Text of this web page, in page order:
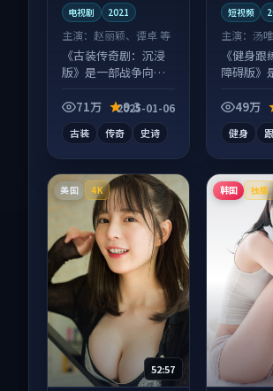
电视剧 2021
主演： 赵丽颖、谭卓 等
《古装传奇剧：沉浸
版》是一部战争向电
发酵，适合周末一口
71万 9.3
2025-01-06
古装 传奇 史诗
短视频
主演： 汤
《健身
障碍版》
质感在线
49万
健身
美国 4K
52:57
韩国 独播